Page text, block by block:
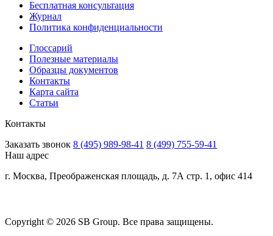
Бесплатная консультация
Журнал
Политика конфиденциальности
Глоссарий
Полезные материалы
Образцы документов
Контакты
Карта сайта
Статьи
Контакты
Заказать звонок 8 (495) 989-98-41 8 (499) 755-59-41
Наш адрес
г. Москва, Преображенская площадь, д. 7А стр. 1, офис 414
Copyright © 2026 SB Group. Все права защищены.